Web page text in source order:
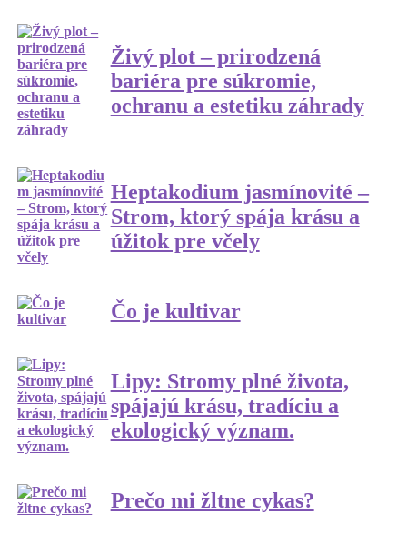
Živý plot – prirodzená
bariéra pre súkromie,
ochranu a estetiku záhrady
Heptakodium jasmínovité –
Strom, ktorý spája krásu a
úžitok pre včely
Čo je kultivar
Lipy: Stromy plné života,
spájajú krásu, tradíciu a
ekologický význam.
Prečo mi žltne cykas?